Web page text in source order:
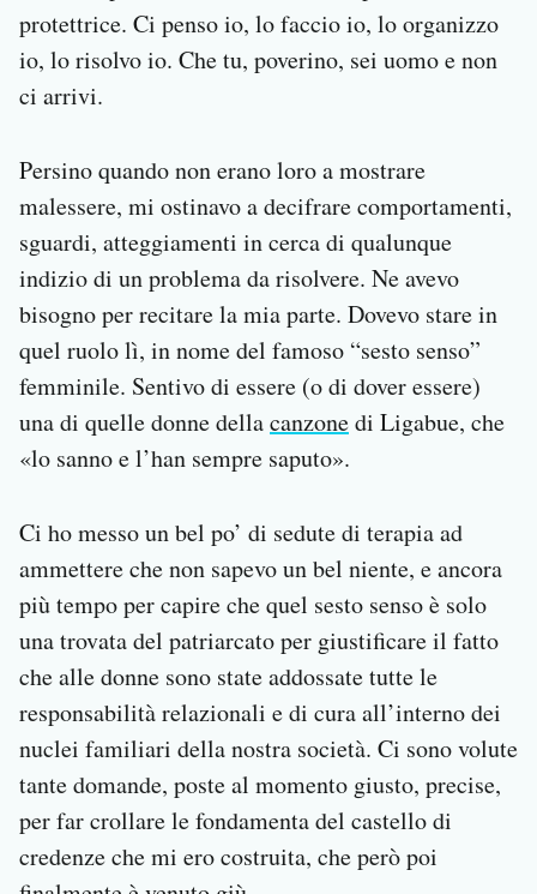
protettrice. Ci penso io, lo faccio io, lo organizzo
io, lo risolvo io. Che tu, poverino, sei uomo e non
ci arrivi.
Persino quando non erano loro a mostrare
malessere, mi ostinavo a decifrare comportamenti,
sguardi, atteggiamenti in cerca di qualunque
indizio di un problema da risolvere. Ne avevo
bisogno per recitare la mia parte. Dovevo stare in
quel ruolo lì, in nome del famoso “sesto senso”
femminile. Sentivo di essere (o di dover essere)
una di quelle donne dellacanzonedi Ligabue, che
«lo sanno e l’han sempre saputo».
Ci ho messo un bel po’ di sedute di terapia ad
ammettere che non sapevo un bel niente, e ancora
più tempo per capire che quel sesto senso è solo
una trovata del patriarcato per giustificare il fatto
che alle donne sono state addossate tutte le
responsabilità relazionali e di cura all’interno dei
nuclei familiari della nostra società. Ci sono volute
tante domande, poste al momento giusto, precise,
per far crollare le fondamenta del castello di
credenze che mi ero costruita, che però poi